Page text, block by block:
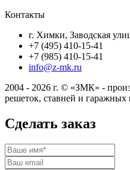
Контакты
г. Химки, Заводская
+7 (495) 410-15-41
+7 (985) 410-15-41
info@z-mk.ru
2004 - 2026 г. © «ЗМК» -
решеток, ставней и гаражных
Сделать заказ